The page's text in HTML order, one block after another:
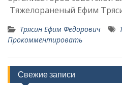
Тяжелораненый Ефим
Трясин Ефим Федорович
Прокомментировать
Свежие записи